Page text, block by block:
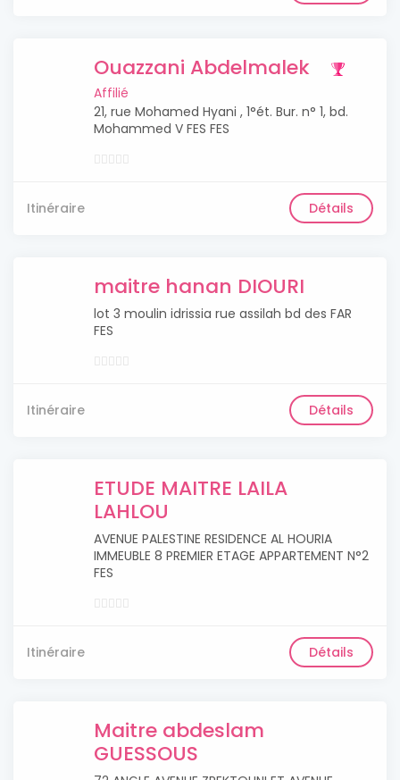
Ouazzani Abdelmalek
Affilié
21, rue Mohamed Hyani , 1°ét. Bur. n° 1, bd.
Mohammed V FES FES
Itinéraire Détails
maitre hanan DIOURI
lot 3 moulin idrissia rue assilah bd des FAR
FES
Itinéraire Détails
ETUDE MAITRE LAILA
LAHLOU
AVENUE PALESTINE RESIDENCE AL HOURIA
IMMEUBLE 8 PREMIER ETAGE APPARTEMENT N°2
FES
Itinéraire Détails
Maitre abdeslam
GUESSOUS